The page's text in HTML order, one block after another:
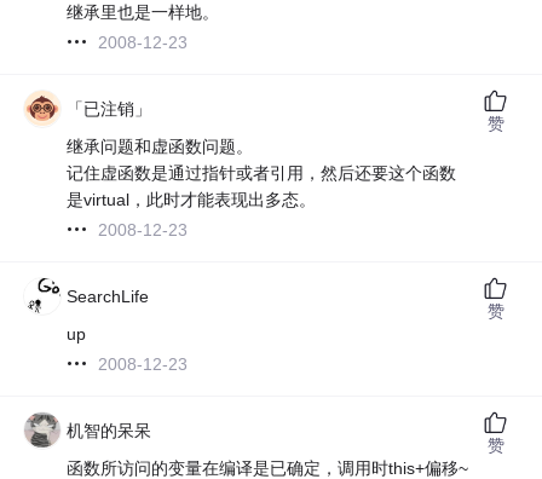
继承里也是一样地。
2008-12-23
「已注销」
继承问题和虚函数问题。
记住虚函数是通过指针或者引用，然后还要这个函数
是virtual，此时才能表现出多态。
2008-12-23
赞
SearchLife
up
2008-12-23
赞
机智的呆呆
函数所访问的变量在编译是已确定，调用时this+偏移~
赞